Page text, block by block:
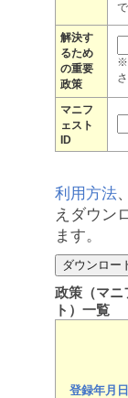
解決す
るため
の重要
政策
※
マニフ
ェスト
ID
利用方法、
えダウン
ます。
政策（マニ
ト）一覧
登録年月日